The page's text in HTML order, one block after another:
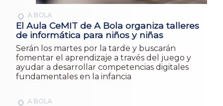
A BOLA
El Aula CeMIT de A Bola organiza talleres
de informática para niños y niñas
Serán los martes por la tarde y buscarán
fomentar el aprendizaje a través del juego y
ayudar a desarrollar competencias digitales
fundamentales en la infancia
A BOLA